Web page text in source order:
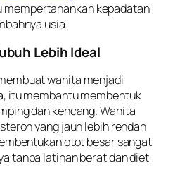
mempertahankan kepadatan
usia.
Lebih Ideal
wanita menjadi
itu membantu membentuk
dan kencang. Wanita
yang jauh lebih rendah
otot besar sangat
tanpa latihan berat dan diet